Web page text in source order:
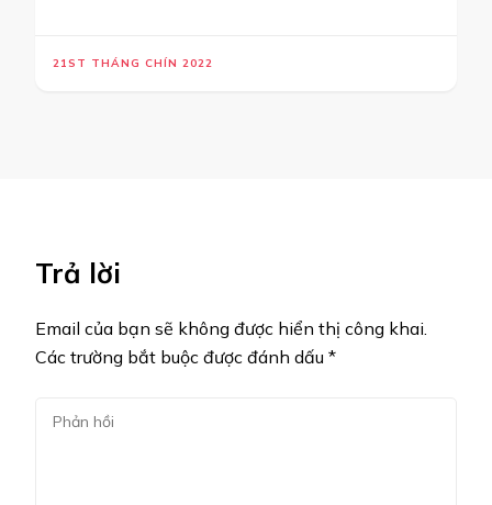
21ST THÁNG CHÍN 2022
Trả lời
Email của bạn sẽ không được hiển thị công khai.
Các trường bắt buộc được đánh dấu *